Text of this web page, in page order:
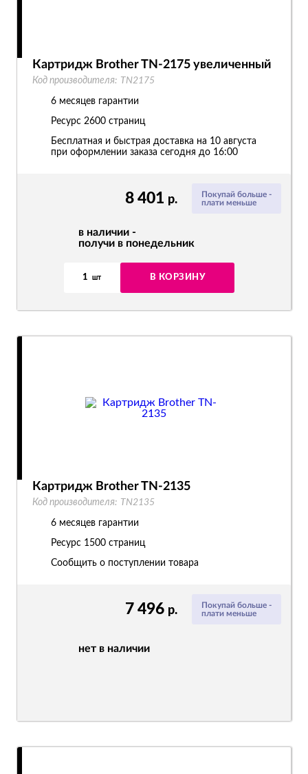
Покупай больше -
плати меньше
8 401 р.
в наличии -
получи в понедельник
1 шт В КОРЗИНУ
Картридж Brother TN-2175 увеличенный
Код производителя: TN2175
6 месяцев гарантии
Ресурс 2600 страниц
Бесплатная и быстрая доставка на 10 августа
при оформлении заказа сегодня до 16:00
Покупай больше -
плати меньше
7 496 р.
нет в наличии
Картридж Brother TN-2135
Код производителя: TN2135
6 месяцев гарантии
Ресурс 1500 страниц
Сообщить о поступлении товара